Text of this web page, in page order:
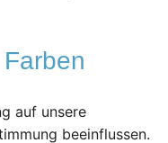
auf unsere
beeinflussen.